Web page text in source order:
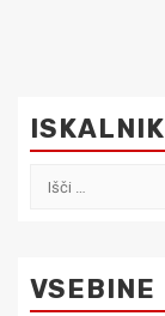
ISKALNIK
Išči:
VSEBINE